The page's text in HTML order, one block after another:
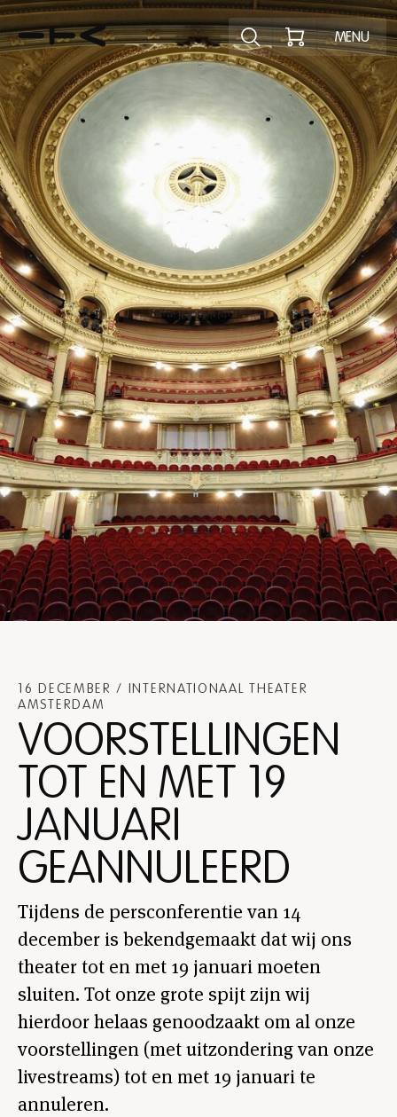
Ontdek het
MENU
16 DECEMBER / INTERNATIONAAL THEATER
AMSTERDAM
VOORSTELLINGEN
TOT EN MET 19
JANUARI
GEANNULEERD
Tijdens de persconferentie van 14
december is bekendgemaakt dat wij ons
theater tot en met 19 januari moeten
sluiten. Tot onze grote spijt zijn wij
hierdoor helaas genoodzaakt om al onze
voorstellingen (met uitzondering van onze
livestreams) tot en met 19 januari te
annuleren.